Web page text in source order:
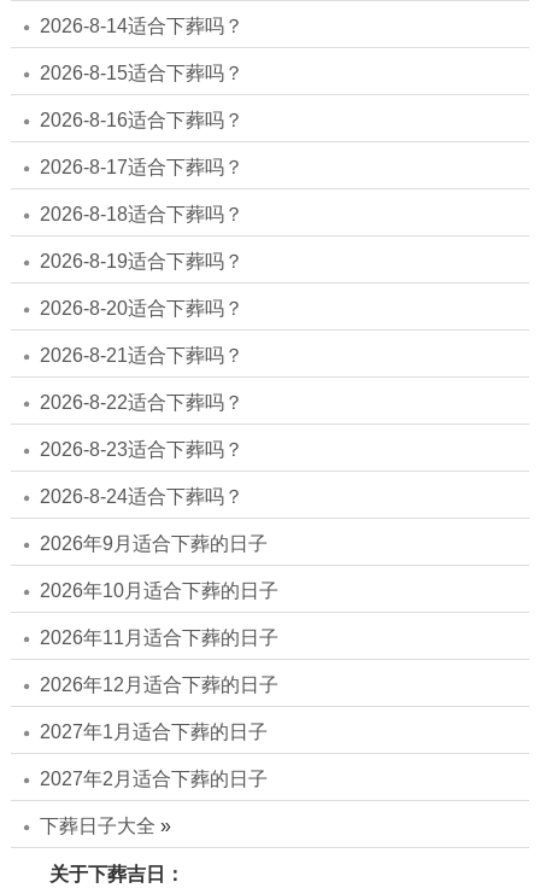
2026-8-14适合下葬吗？
2026-8-15适合下葬吗？
2026-8-16适合下葬吗？
2026-8-17适合下葬吗？
2026-8-18适合下葬吗？
2026-8-19适合下葬吗？
2026-8-20适合下葬吗？
2026-8-21适合下葬吗？
2026-8-22适合下葬吗？
2026-8-23适合下葬吗？
2026-8-24适合下葬吗？
2026年9月适合下葬的日子
2026年10月适合下葬的日子
2026年11月适合下葬的日子
2026年12月适合下葬的日子
2027年1月适合下葬的日子
2027年2月适合下葬的日子
下葬日子大全 »
关于下葬吉日：